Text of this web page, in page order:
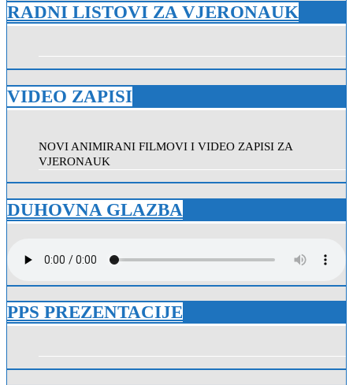
RADNI LISTOVI ZA VJERONAUK
VIDEO ZAPISI
NOVI ANIMIRANI FILMOVI I VIDEO ZAPISI ZA
VJERONAUK
DUHOVNA GLAZBA
PPS PREZENTACIJE